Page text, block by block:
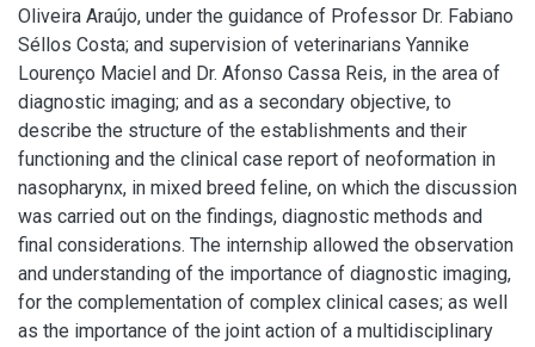
Oliveira Araújo, under the guidance of Professor Dr. Fabiano
Séllos Costa; and supervision of veterinarians Yannike
Lourenço Maciel and Dr. Afonso Cassa Reis, in the area of
diagnostic imaging; and as a secondary objective, to
describe the structure of the establishments and their
functioning and the clinical case report of neoformation in
nasopharynx, in mixed breed feline, on which the discussion
was carried out on the findings, diagnostic methods and
final considerations. The internship allowed the observation
and understanding of the importance of diagnostic imaging,
for the complementation of complex clinical cases; as well
as the importance of the joint action of a multidisciplinary